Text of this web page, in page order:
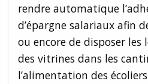
rendre automatique
d’épargne salariaux afin
ou encore de disposer les
des vitrines dans les
l’alimentation des